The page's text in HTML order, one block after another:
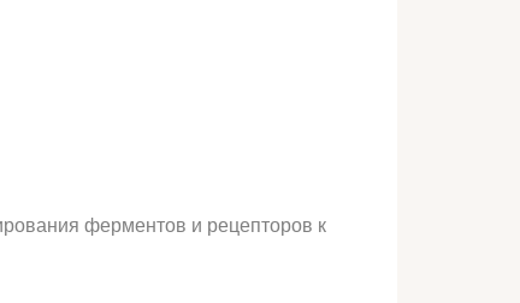
ферментов и рецепторов к